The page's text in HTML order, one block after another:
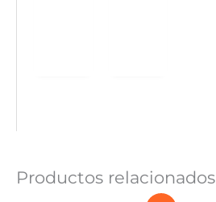
Productos relacionados